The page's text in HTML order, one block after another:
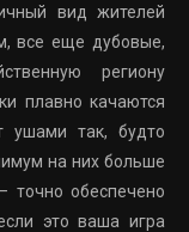
вид жителей
все еще дубовые,
региону
плавно качаются
ушами так, будто
на них больше
точно обеспечено
это ваша игра